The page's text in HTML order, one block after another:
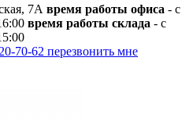
7А время работы офиса - с
время работы склада - с
70-62 перезвонить мне